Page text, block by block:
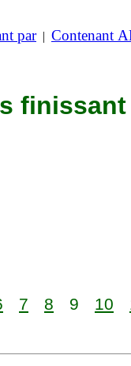
par| Contenant
7 8 9 10